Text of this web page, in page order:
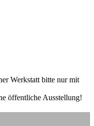
Werkstatt bitte nur mit
öffentliche Ausstellung!